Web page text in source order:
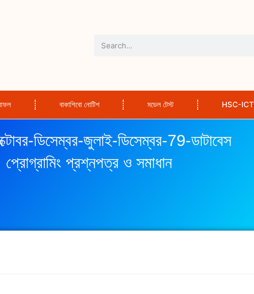
বাকাশিবো নোটিশ মডেল টেস্ট HSC-ICT
ডিসেম্বর-জুলাই-ডিসেম্বর-79-ডাটাবেস
প্রোগ্রামিং প্রশ্নপত্র ও সমাধান